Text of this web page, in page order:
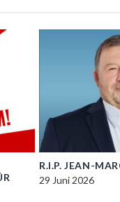
R.I.P. JEAN-
29 Juni 2026